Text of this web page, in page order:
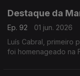
Destaque da
Ep. 92
01 jun. 2026
Luís Cabral, primeiro
foi homenageado na